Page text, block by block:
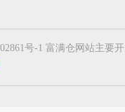
号-1 富满仓网站主